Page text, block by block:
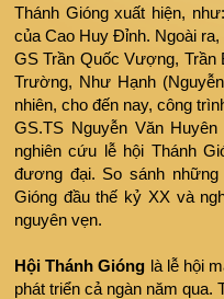
Thánh Gióng xuất hiện,
của Cao Huy Đỉnh. Ngoài
GS Trần Quốc Vượng, Trần
Trường, Như Hạnh
nhiên, cho đến nay, công
GS.TS Nguyễn Văn
nghiên cứu lễ hội Thánh
đương đại. So sánh
Gióng đầu thế kỷ XX và
nguyên vẹn.
Hội Thánh Gióng là lễ hội
phát triển cả ngàn năm